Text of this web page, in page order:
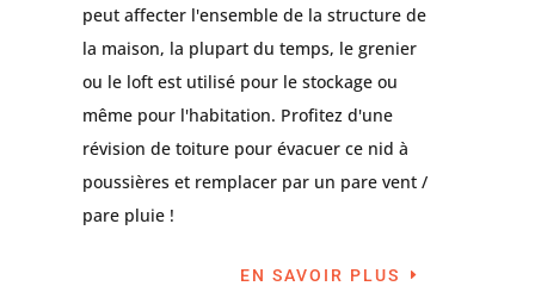
peut affecter l'ensemble de la structure de
la maison, la plupart du temps, le grenier
ou le loft est utilisé pour le stockage ou
même pour l'habitation. Profitez d'une
révision de toiture pour évacuer ce nid à
poussières et remplacer par un pare vent /
pare pluie !
EN SAVOIR PLUS